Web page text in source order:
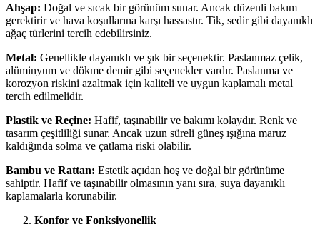
Ahşap: Doğal ve sıcak bir görünüm sunar. Ancak düzenli bakım
gerektirir ve hava koşullarına karşı hassastır. Tik, sedir gibi dayanıklı
ağaç türlerini tercih edebilirsiniz.
Metal: Genellikle dayanıklı ve şık bir seçenektir. Paslanmaz çelik,
alüminyum ve dökme demir gibi seçenekler vardır. Paslanma ve
korozyon riskini azaltmak için kaliteli ve uygun kaplamalı metal
tercih edilmelidir.
Plastik ve Reçine: Hafif, taşınabilir ve bakımı kolaydır. Renk ve
tasarım çeşitliliği sunar. Ancak uzun süreli güneş ışığına maruz
kaldığında solma ve çatlama riski olabilir.
Bambu ve Rattan: Estetik açıdan hoş ve doğal bir görünüme
sahiptir. Hafif ve taşınabilir olmasının yanı sıra, suya dayanıklı
kaplamalarla korunabilir.
Konfor ve Fonksiyonellik